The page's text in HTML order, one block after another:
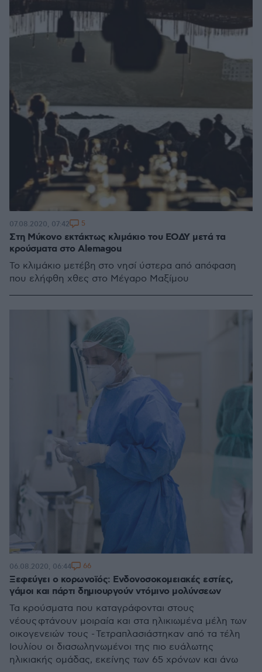
Στη Μύκονο εκτάκτως κλιμάκιο του ΕΟΔΥ μετά τα
κρούσματα στο Alemagou
Το κλιμάκιο μετέβη στο νησί ύστερα από απόφαση
που ελήφθη χθες στο Μέγαρο Μαξίμου
07.08.2020, 07:42 5
Ξεφεύγει ο κορωνοϊός: Ενδονοσοκομειακές εστίες,
γάμοι και πάρτι δημιουργούν ντόμινο μολύνσεων
Τα κρούσματα που καταγράφονται στους
νέους φτάνουν μοιραία και στα ηλικιωμένα μέλη των
οικογενειών τους - Τετραπλασιάστηκαν από τα τέλη
Ιουλίου οι διασωληνωμένοι της πιο ευάλωτης
ηλικιακής ομάδας, εκείνης των 65 χρόνων και άνω
06.08.2020, 06:44 66